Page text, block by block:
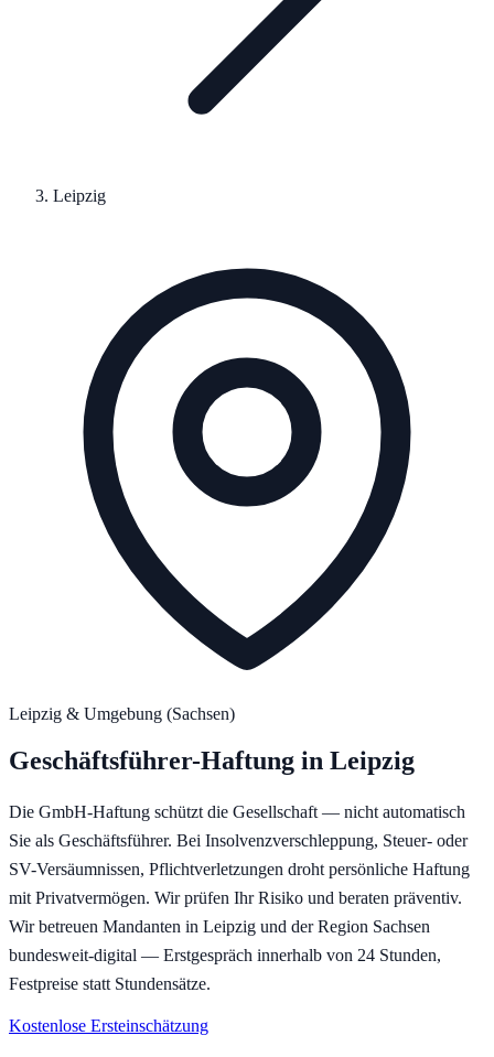
Leipzig
Leipzig & Umgebung (Sachsen)
Geschäftsführer-Haftung in Leipzig
Die GmbH-Haftung schützt die Gesellschaft — nicht automatisch
Sie als Geschäftsführer. Bei Insolvenzverschleppung, Steuer- oder
SV-Versäumnissen, Pflichtverletzungen droht persönliche Haftung
mit Privatvermögen. Wir prüfen Ihr Risiko und beraten präventiv.
Wir betreuen Mandanten in Leipzig und der Region Sachsen
bundesweit-digital — Erstgespräch innerhalb von 24 Stunden,
Festpreise statt Stundensätze.
Kostenlose Ersteinschätzung